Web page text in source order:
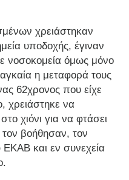
χρειάστηκαν
υποδοχής, έγιναν
νοσοκομεία όμως μόνο
η μεταφορά τους
62χρονος που είχε
χρειάστηκε να
χιόνι για να φτάσει
βοήθησαν, τον
και εν συνεχεία